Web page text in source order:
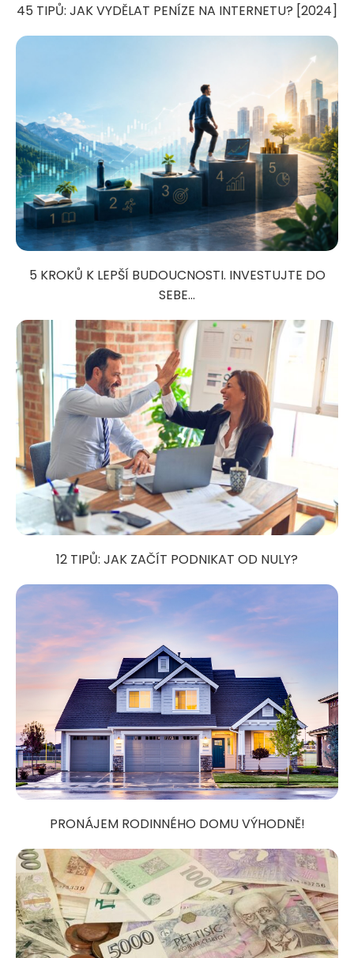
45 TIPŮ: JAK VYDĚLAT PENÍZE NA INTERNETU? [2024]
5 KROKŮ K LEPŠÍ BUDOUCNOSTI. INVESTUJTE DO
SEBE...
12 TIPŮ: JAK ZAČÍT PODNIKAT OD NULY?
PRONÁJEM RODINNÉHO DOMU VÝHODNĚ!